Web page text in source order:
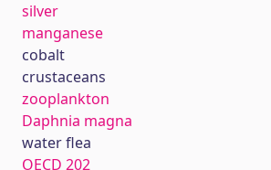
silver
manganese
cobalt
crustaceans
zooplankton
Daphnia magna
water flea
OECD 202